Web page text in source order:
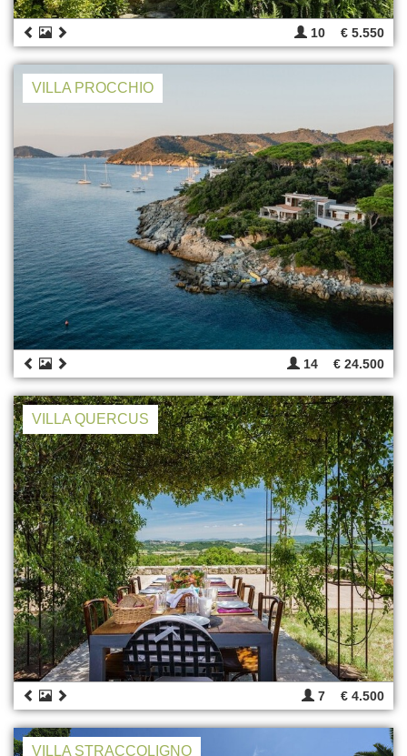
10 € 5.550
VILLA PROCCHIO
14 € 24.500
VILLA QUERCUS
7 € 4.500
VILLA STRACCOLIGNO